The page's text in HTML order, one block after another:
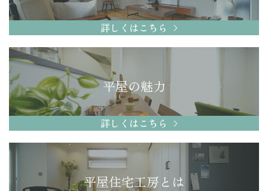
詳しくはこちら
平屋の魅力
詳しくはこちら
平屋住宅工房とは